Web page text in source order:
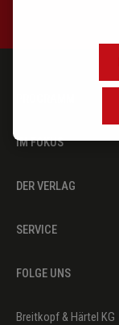
IM FOKUS
DER VERLAG
SERVICE
FOLGE UNS
Breitkopf & Härtel KG